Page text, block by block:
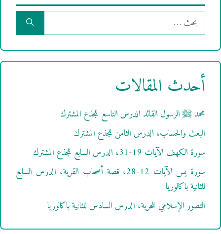
البحث
عن:
أحدث المقالات
محمد ﷺ الرسول القائد الدرس التاسع للجذع المشترك
البعث والحساب، الدرس الثامن للجذع المشترك
سورة الكهف الآيات 19-31، الدرس السابع للجذع المشترك
سورة يس الآيات 12-28، قصة أصحاب القرية، الدرس السابع
للثانية باكالوريا
التصور الإسلامي للحرية، الدرس السادس للثانية باكالوريا